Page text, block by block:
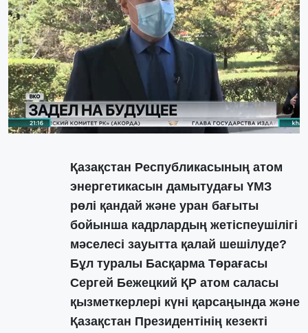
Қазақстан Республикасының атом
энергетикасын дамытудағы ҮМЗ
рөлі қандай және уран бағыты
бойынша кадрлардың жетіспеушілігі
мәселесі зауытта қалай шешілуде?
Бұл туралы Басқарма Төрағасы
Сергей Бежецкий ҚР атом саласы
қызметкерлері күні қарсаңында және
Қазақстан Президентінің кезекті